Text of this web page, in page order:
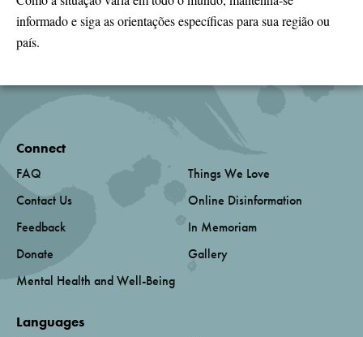
informado e siga as orientações específicas para sua região ou
país.
Connect
FAQ
Contact Us
Feedback
Donate
Mental Health and Well-Being
Things We Love
Online Disinformation
In Memoriam
Gallery
Languages